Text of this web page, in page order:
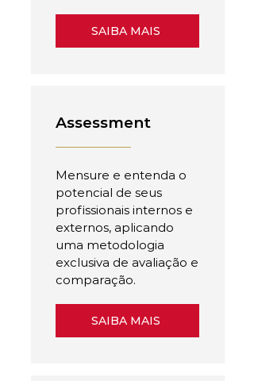
SAIBA MAIS
Assessment
Mensure e entenda o
potencial de seus
profissionais internos e
externos, aplicando
uma metodologia
exclusiva de avaliação e
comparação.
SAIBA MAIS